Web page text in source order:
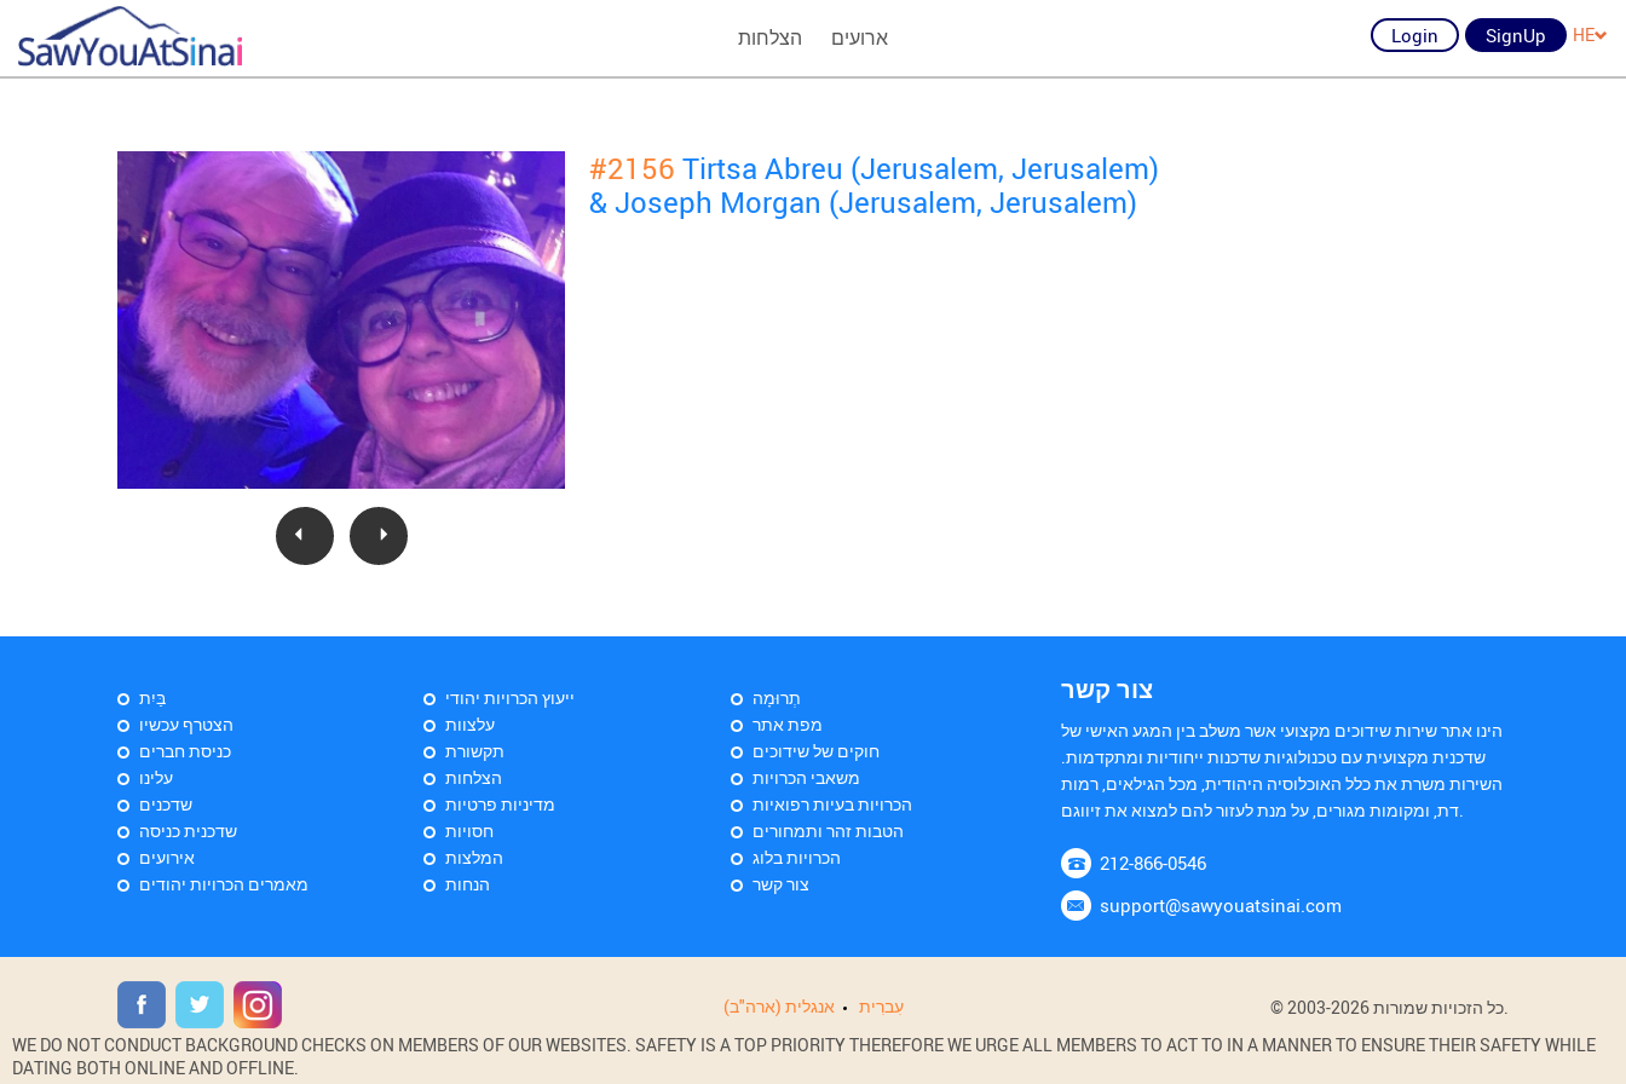
הצלחות ארועים Login SignUp HE
#2156 Tirtsa Abreu (Jerusalem, Jerusalem)
& Joseph Morgan (Jerusalem, Jerusalem)
בַּיִת
הצטרף עכשיו
כניסת חברים
עלינו
שדכנים
שדכנית כניסה
אירועים
מאמרים הכרויות יהודים
ייעוץ הכרויות יהודי
עלצוות
תקשורת
הצלחות
מדיניות פרטיות
חסויות
המלצות
הנחות
תְרוּמָה
מפת אתר
חוקים של שידוכים
משאבי הכרויות
הכרויות בעיות רפואיות
הטבות זהר ותמחורים
הכרויות בלוג
צור קשר
צור קשר
הינו אתר שירות שידוכים מקצועי אשר משלב בין המגע האישי של
שדכנית מקצועית עם טכנולוגיות שדכנות ייחודיות ומתקדמות.
השירות משרת את כלל האוכלוסיה היהודית, מכל הגילאים, רמות
212-866-0546
support@sawyouatsinai.com
אנגלית (ארה"ב) עִברִית
WE DO NOT CONDUCT BACKGROUND CHECKS ON MEMBERS OF OUR WEBSITES. SAFETY IS A TOP PRIORITY THEREFORE WE URGE ALL MEMBERS TO ACT TO IN A MANNER TO ENSURE THEIR SAFETY WHILE
DATING BOTH ONLINE AND OFFLINE.